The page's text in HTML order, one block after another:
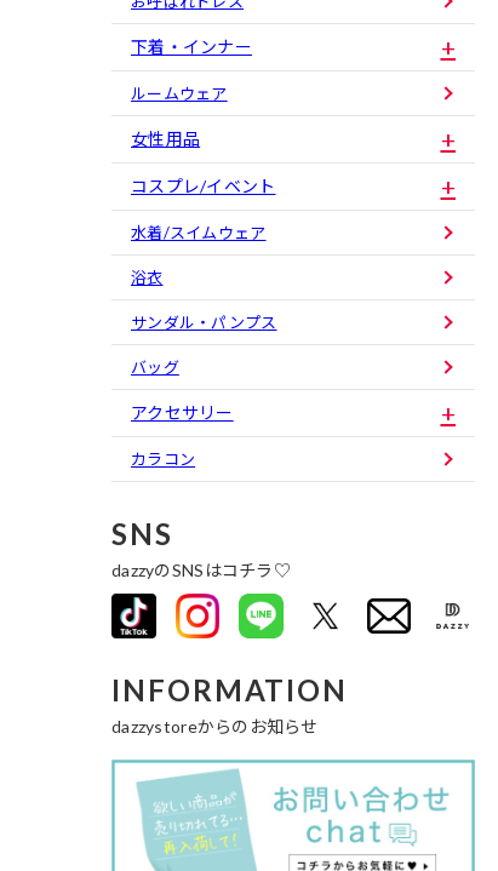
下着・インナー
ルームウェア
女性用品
コスプレ/イベント
水着/スイムウェア
浴衣
サンダル・パンプス
バッグ
アクセサリー
カラコン
SNS
dazzyのSNSはコチラ♡
INFORMATION
dazzystoreからのお知らせ